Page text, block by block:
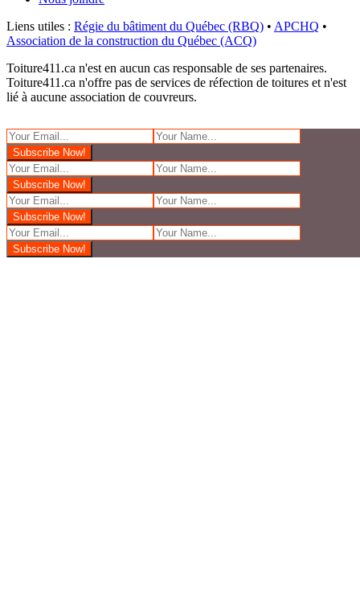
Liens utiles : Régie du bâtiment du Québec (RBQ) • APCHQ •
Association de la construction du Québec (ACQ)
Toiture411.ca n'est en aucun cas responsable de ses partenaires.
Toiture411.ca n'offre pas de services de réfection de toitures et n'est
lié à aucune association de couvreurs.